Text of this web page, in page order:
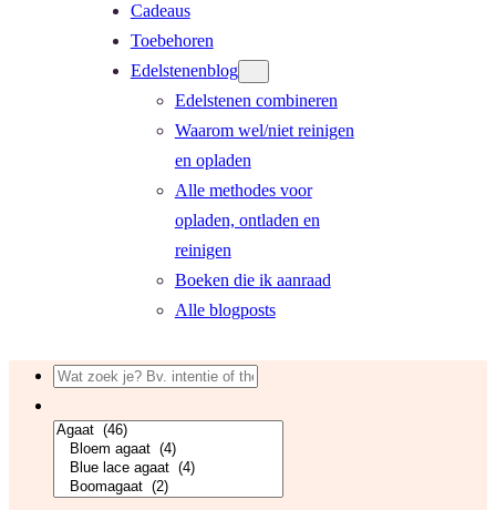
Cadeaus
Toebehoren
Edelstenenblog
Edelstenen combineren
Waarom wel/niet reinigen
en opladen
Alle methodes voor
opladen, ontladen en
reinigen
Boeken die ik aanraad
Alle blogposts